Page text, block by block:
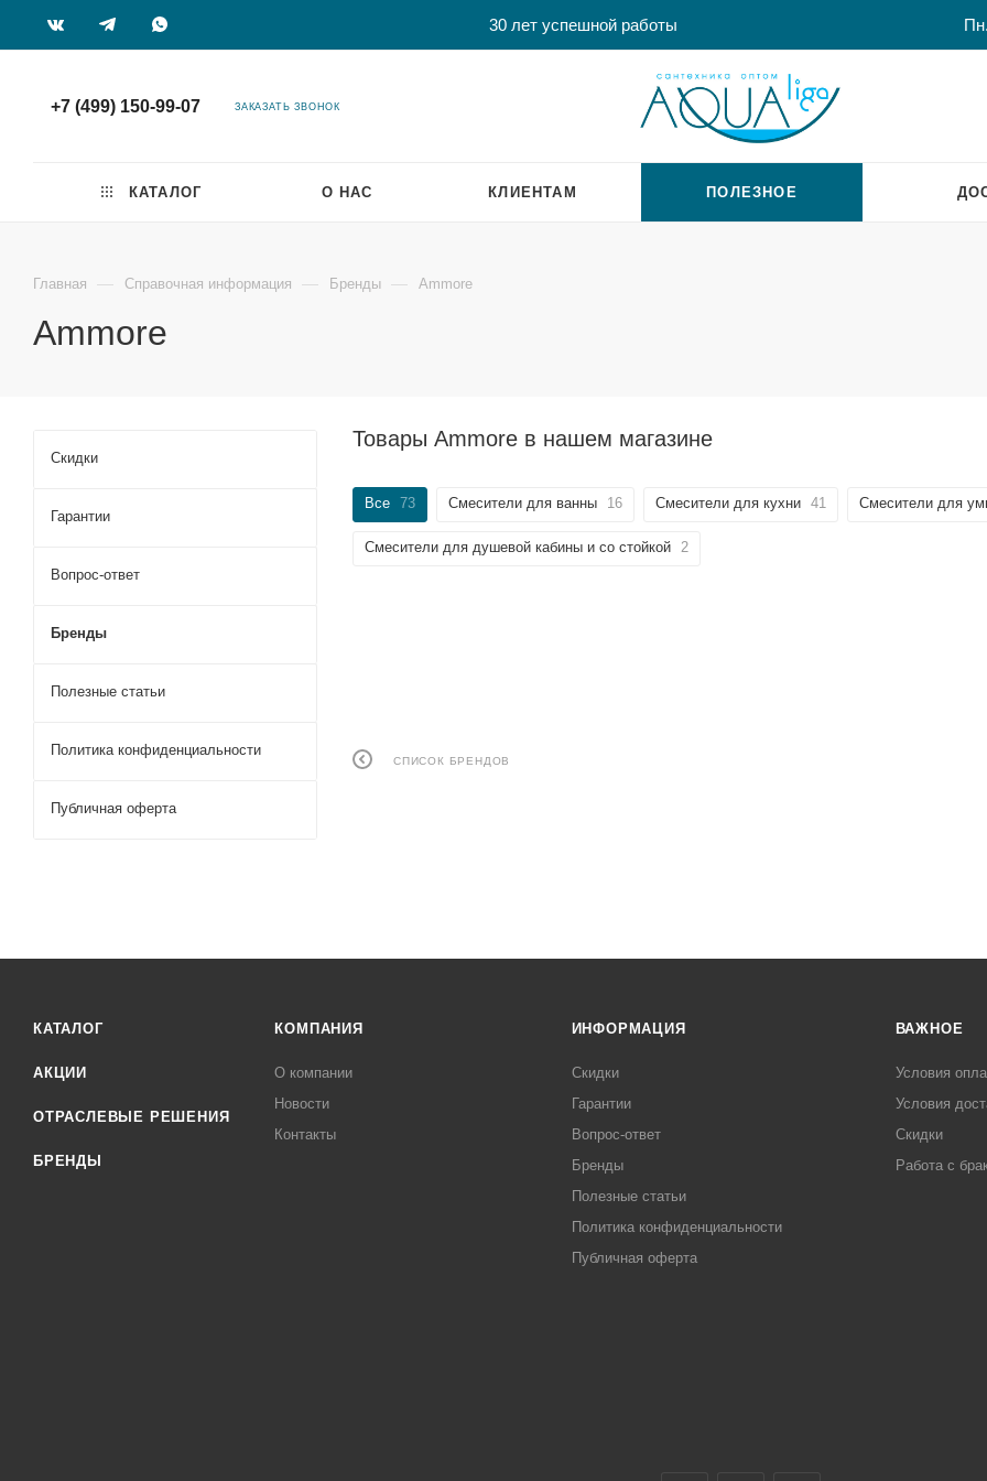
30 лет успешной работы
+7 (499) 150-99-07 ЗАКАЗАТЬ ЗВОНОК
КАТАЛОГ О НАС КЛИЕНТАМ ПОЛЕЗНОЕ
Главная — Справочная информация — Бренды — Ammore
Ammore
Товары Ammore в нашем магазине
Все 73 Смесители для ванны 16 Смесители для кухни 41 Смесители для
Смесители для душевой кабины и со стойкой 2
СПИСОК БРЕНДОВ
Скидки
Гарантии
Вопрос-ответ
Бренды
Полезные статьи
Политика конфиденциальности
Публичная оферта
КАТАЛОГ
АКЦИИ
ОТРАСЛЕВЫЕ РЕШЕНИЯ
БРЕНДЫ
КОМПАНИЯ
О компании
Новости
Контакты
ИНФОРМАЦИЯ
Скидки
Гарантии
Вопрос-ответ
Бренды
Полезные статьи
Политика конфиденциальности
Публичная оферта
ВАЖНОЕ
Условия
Условия
Скидки
Работа с